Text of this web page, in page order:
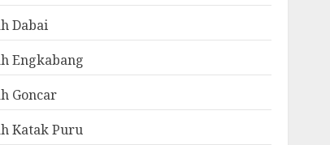
Dabai
Engkabang
Goncar
Katak Puru